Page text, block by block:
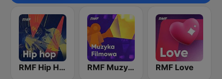
RMF Hip Hop RMF Muzyka Filmowa RMF Love